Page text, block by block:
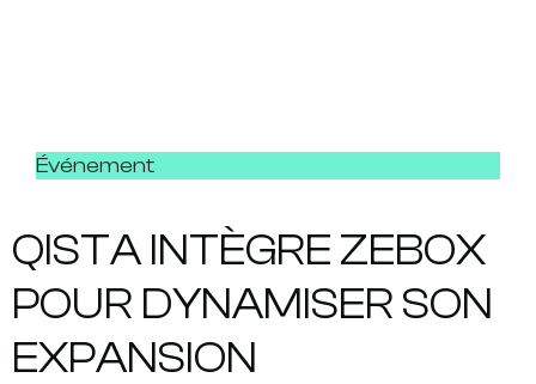
Événement
QISTA INTÈGRE ZEBOX
POUR DYNAMISER SON
EXPANSION